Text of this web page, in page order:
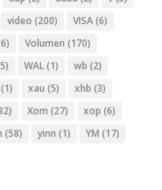
video (200) VISA(6)
Volumen (170)
WAL(1) wb (2)
(1) xau (5) xhb (3)
Xom (27) xop (6)
(58) yinn (1) YM (17)